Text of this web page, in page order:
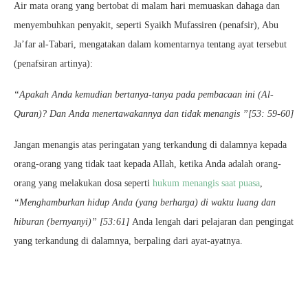
Air mata orang yang bertobat di malam hari memuaskan dahaga dan
menyembuhkan penyakit, seperti Syaikh Mufassiren (penafsir), Abu
Ja’far al-Tabari, mengatakan dalam komentarnya tentang ayat tersebut
(penafsiran artinya):
“Apakah Anda kemudian bertanya-tanya pada pembacaan ini (Al-
Quran)? Dan Anda menertawakannya dan tidak menangis ”[53: 59-60]
Jangan menangis atas peringatan yang terkandung di dalamnya kepada
orang-orang yang tidak taat kepada Allah, ketika Anda adalah orang-
orang yang melakukan dosa seperti hukum menangis saat puasa,
“Menghamburkan hidup Anda (yang berharga) di waktu luang dan
hiburan (bernyanyi)” [53:61] Anda lengah dari pelajaran dan pengingat
yang terkandung di dalamnya, berpaling dari ayat-ayatnya.